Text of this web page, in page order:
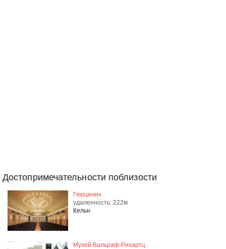
Достопримечательности поблизости
Гюрцених
удаленность: 222м
Кельн
Музей Вальраф-Рихартц